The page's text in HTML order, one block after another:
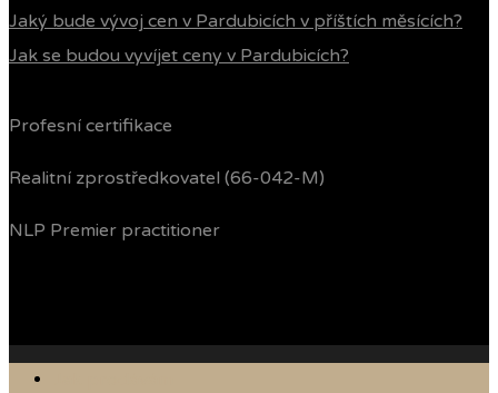
Jaký bude vývoj cen v Pardubicích v příštích měsících?
Jak se budou vyvíjet ceny v Pardubicích?
Profesní certifikace
Realitní zprostředkovatel (66-042-M)
NLP Premier practitioner